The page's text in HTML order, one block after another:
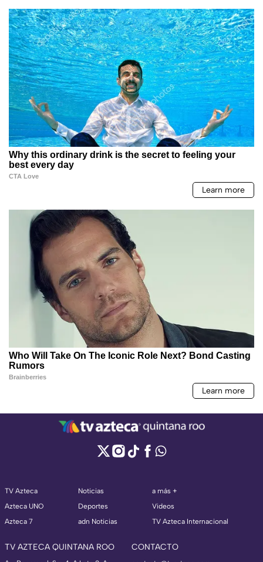
TV Azteca
Azteca UNO
Azteca 7
Noticias
Deportes
adn Noticias
a más +
Videos
TV Azteca Internacional
TV AZTECA QUINTANA ROO CONTACTO